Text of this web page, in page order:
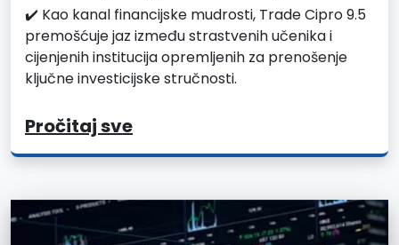
✔️ Kao kanal financijske mudrosti, Trade Cipro 9.5
premošćuje jaz između strastvenih učenika i
cijenjenih institucija opremljenih za prenošenje
ključne investicijske stručnosti.
Pročitaj sve